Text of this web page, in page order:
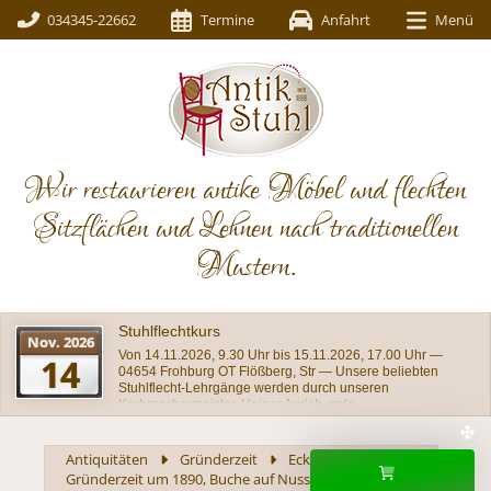
034345-22662 Termine Anfahrt Menü
Wir restaurieren antike Möbel und flechten
Sitzflächen und Lehnen nach traditionellen
Mustern.
Schöner schlichter restaurierter Stuhl, Buche um
1920
Einer aus unserer Werkstatt stammende Stuhl mit
gebogenem Lehnenabschluß und dem typischen
Antiquitäten Gründerzeit
Eckstuhl aus der
Gründerzeit um 1890, Buche auf Nussbaum gebeizt